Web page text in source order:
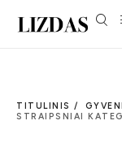
TITULINIS /
STRAIPSNIAI